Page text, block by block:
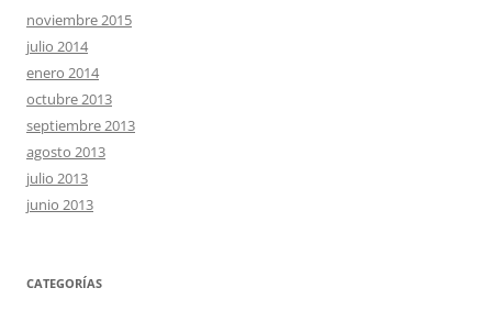
noviembre 2015
julio 2014
enero 2014
octubre 2013
septiembre 2013
agosto 2013
julio 2013
junio 2013
CATEGORÍAS